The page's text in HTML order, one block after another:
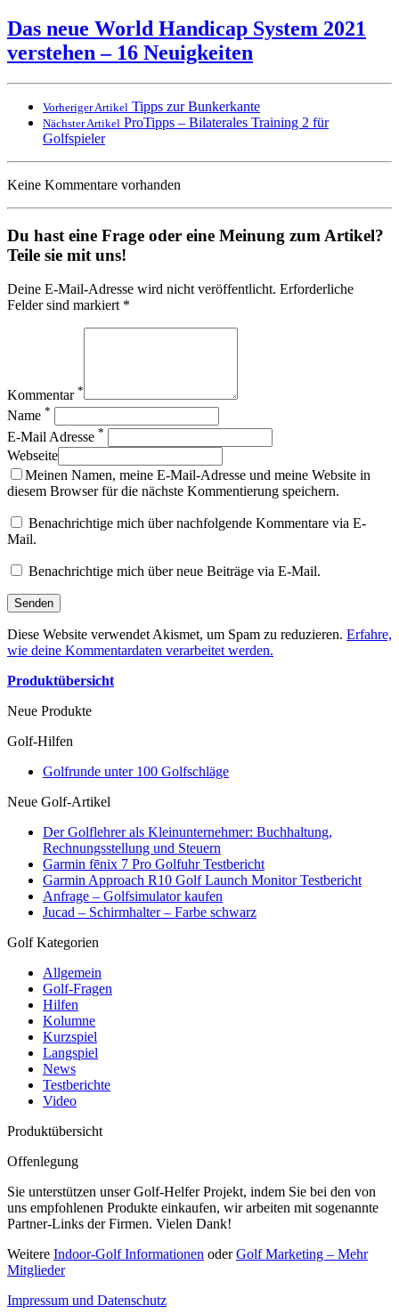
Das neue World Handicap System 2021
verstehen – 16 Neuigkeiten
Vorheriger Artikel Tipps zur Bunkerkante
Nächster Artikel ProTipps – Bilaterales Training 2 für
Golfspieler
Keine Kommentare vorhanden
Du hast eine Frage oder eine Meinung zum Artikel?
Teile sie mit uns!
Deine E-Mail-Adresse wird nicht veröffentlicht. Erforderliche
Felder sind markiert *
Kommentar *
Name *
E-Mail Adresse *
Webseite
Meinen Namen, meine E-Mail-Adresse und meine Website in
diesem Browser für die nächste Kommentierung speichern.
Benachrichtige mich über nachfolgende Kommentare via E-
Mail.
Benachrichtige mich über neue Beiträge via E-Mail.
Diese Website verwendet Akismet, um Spam zu reduzieren. Erfahre,
wie deine Kommentardaten verarbeitet werden.
Produktübersicht
Neue Produkte
Golf-Hilfen
Golfrunde unter 100 Golfschläge
Neue Golf-Artikel
Der Golflehrer als Kleinunternehmer: Buchhaltung,
Rechnungsstellung und Steuern
Garmin fēnix 7 Pro Golfuhr Testbericht
Garmin Approach R10 Golf Launch Monitor Testbericht
Anfrage – Golfsimulator kaufen
Jucad – Schirmhalter – Farbe schwarz
Golf Kategorien
Allgemein
Golf-Fragen
Hilfen
Kolumne
Kurzspiel
Langspiel
News
Testberichte
Video
Produktübersicht
Offenlegung
Sie unterstützen unser Golf-Helfer Projekt, indem Sie bei den von
uns empfohlenen Produkte einkaufen, wir arbeiten mit sogenannte
Partner-Links der Firmen. Vielen Dank!
Weitere Indoor-Golf Informationen oderGolf Marketing – Mehr
Mitglieder
Impressum und Datenschutz